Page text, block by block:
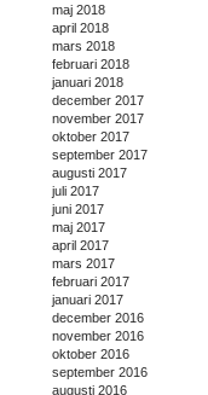
maj 2018
april 2018
mars 2018
februari 2018
januari 2018
december 2017
november 2017
oktober 2017
september 2017
augusti 2017
juli 2017
juni 2017
maj 2017
april 2017
mars 2017
februari 2017
januari 2017
december 2016
november 2016
oktober 2016
september 2016
augusti 2016